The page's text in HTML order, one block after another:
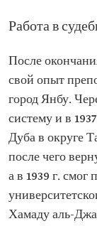
Работа в
После
свой опыт
город Янбу.
систему и в
Дуба в округе
после чего
а в 1939 г.
Хамаду аль-